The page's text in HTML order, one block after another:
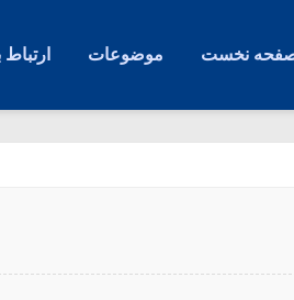
نخست موضوعات ارتباط